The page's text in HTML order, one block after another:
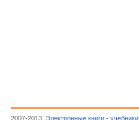
2007-2013. Электронные книги - учебники